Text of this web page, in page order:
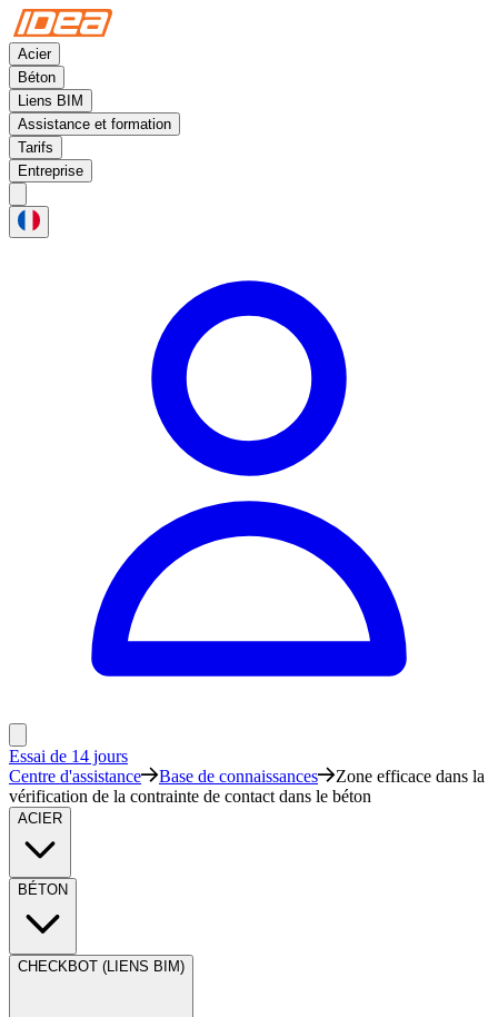
Acier
Béton
Liens BIM
Assistance et formation
Tarifs
Entreprise
Essai de 14 jours
Centre d'assistance
Base de connaissances
Zone efficace dans la
vérification de la contrainte de contact dans le béton
ACIER
BÉTON
CHECKBOT (LIENS BIM)